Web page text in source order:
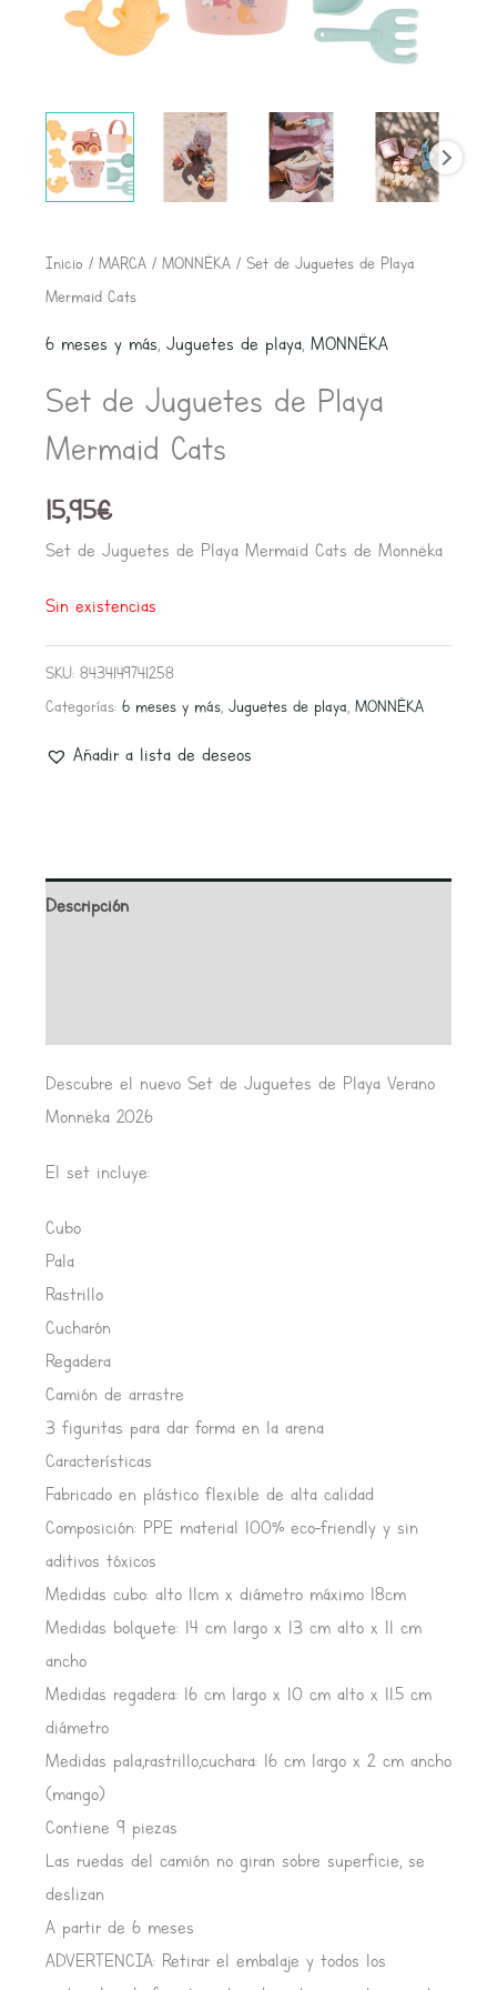
Inicio / MARCA/ MONNËKA/ Set de Juguetes de Playa
Mermaid Cats
6 meses y más, Juguetes de playa, MONNËKA
Set de Juguetes de Playa
Mermaid Cats
15,95€
Set de Juguetes de Playa Mermaid Cats de Monnëka
Sin existencias
SKU: 8434149741258
Categorías: 6 meses y más, Juguetes de playa, MONNËKA
Añadir a lista de deseos
Descripción
Descubre el nuevo Set de Juguetes de Playa Verano
Monnëka 2026
El set incluye:
Cubo
Pala
Rastrillo
Cucharón
Regadera
Camión de arrastre
3 figuritas para dar forma en la arena
Características
Fabricado en plástico flexible de alta calidad
Composición: PPE material 100% eco-friendly y sin
aditivos tóxicos
Medidas cubo: alto 11cm x diámetro máximo 18cm
Medidas bolquete: 14 cm largo x 13 cm alto x 11 cm
ancho
Medidas regadera: 16 cm largo x 10 cm alto x 11.5 cm
diámetro
Medidas pala,rastrillo,cuchara: 16 cm largo x 2 cm ancho
(mango)
Contiene 9 piezas
Las ruedas del camión no giran sobre superficie, se
deslizan
A partir de 6 meses
ADVERTENCIA: Retirar el embalaje y todos los